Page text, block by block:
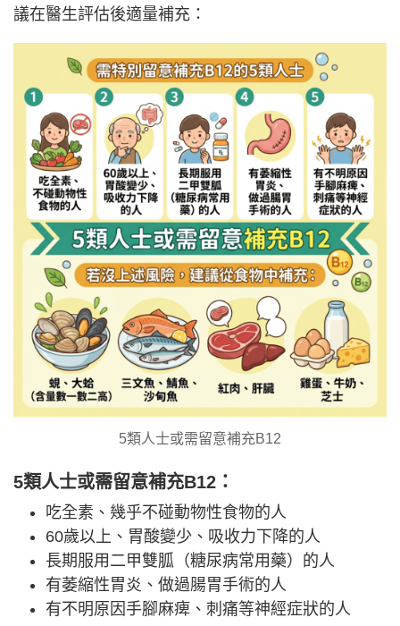
議在醫生評估後適量補充：
5類人士或需留意補充B12
5類人士或需留意補充B12：
吃全素、幾乎不碰動物性食物的人
60歲以上、胃酸變少、吸收力下降的人
長期服用二甲雙胍（糖尿病常用藥）的人
有萎縮性胃炎、做過腸胃手術的人
有不明原因手腳麻痺、刺痛等神經症狀的人